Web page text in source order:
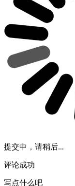
提交中，请稍后...
评论成功
写点什么吧